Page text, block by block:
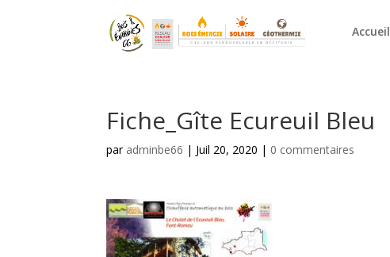
Accueil
Fiche_Gîte Ecureuil Bleu
par adminbe66 | Juil 20, 2020 | 0 commentaires